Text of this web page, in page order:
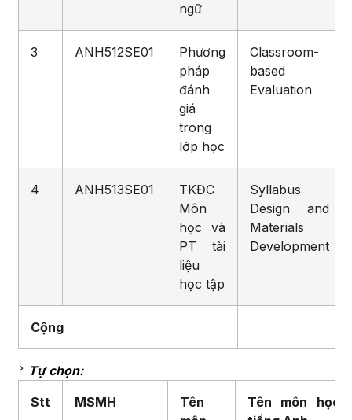
ngữ
3 ANH512SE01
Phương
pháp
đánh
giá
trong
lớp học
Classroom-
based
Evaluation
4 ANH513SE01
TKĐC
Môn
học và
PT tài
liệu
học tập
Syllabus
Design and
Materials
Development
Cộng
Tự chọn:
Stt
MSMH
Tên
Tên môn học